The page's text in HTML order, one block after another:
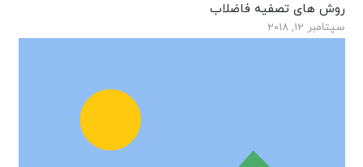
روش های تصفیه فاضلاب
سپتامبر 12, 2018